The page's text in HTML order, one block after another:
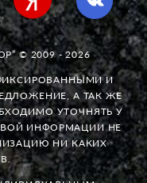
© 2009 - 2026
И
А ТАК ЖЕ
УТОЧНЯТЬ У
ИНФОРМАЦИИ НЕ
НИ КАКИХ